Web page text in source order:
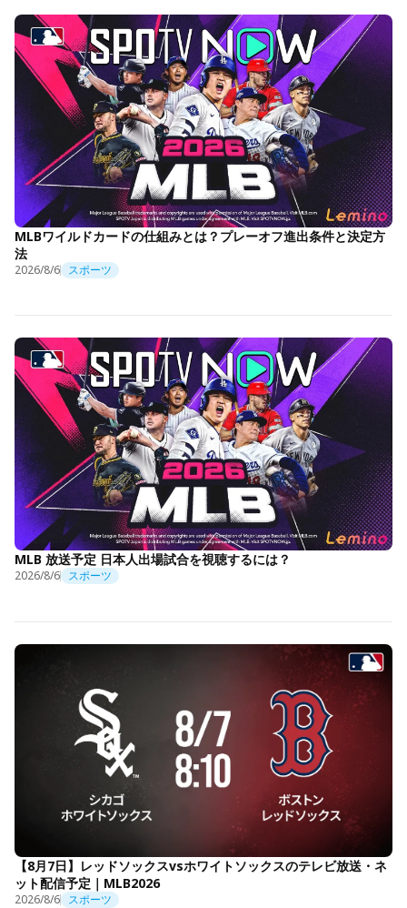
MLBワイルドカードの仕組みとは？プレーオフ進出条件と決定方
法
2026/8/6 スポーツ
MLB 放送予定 日本人出場試合を視聴するには？
2026/8/6 スポーツ
【8月7日】レッドソックスvsホワイトソックスのテレビ放送・ネ
ット配信予定｜MLB2026
2026/8/6 スポーツ